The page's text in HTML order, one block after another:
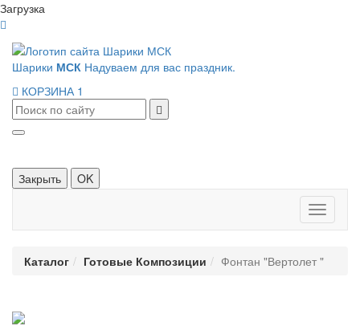
Загрузка
Шарики МСК Надуваем для вас праздник.
КОРЗИНА 1
Закрыть OK
Панель
Каталог Готовые Композиции Фонтан "Вертолет "